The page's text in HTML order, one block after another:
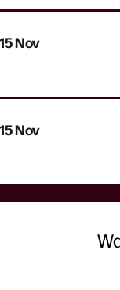
Nov
Nov